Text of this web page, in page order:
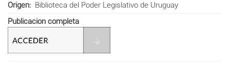
Origen
Biblioteca del Poder Legislativo de Uruguay
Publicacion completa